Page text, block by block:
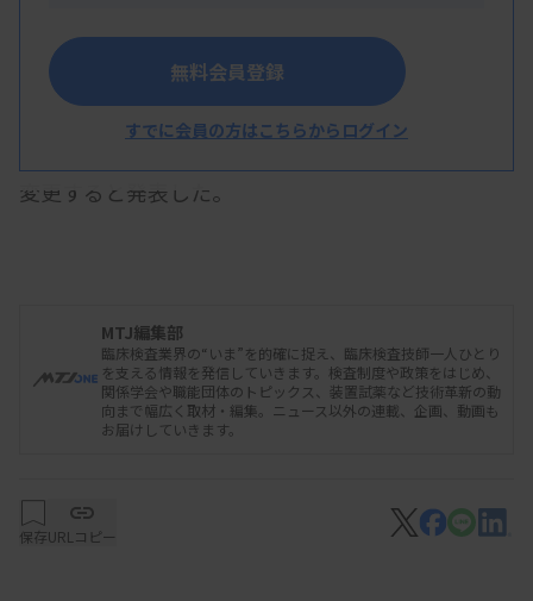
公益財団法人中谷医工計測技術振興財団（代表理
事＝家次恒氏）は10月28日、設立40周年を機に、
変更すると発表した。
クス）の創業者だった故中谷太郎氏が、財団法人
中谷電子計測技術振興財団として設立。2012年に、
より幅広い事業を行うため公益財団法人中谷医工計
測技術振興財団とした。表彰事業と助成事業の2つ
無料会員登録
すでに会員の方はこちらからログイン
MTJ編集部
臨床検査業界の“いま”を的確に捉え、臨床検査技師一人ひとり
を支える情報を発信していきます。検査制度や政策をはじめ、
関係学会や職能団体のトピックス、装置試薬など技術革新の動
向まで幅広く取材・編集。ニュース以外の連載、企画、動画も
お届けしていきます。
保存URLコピー